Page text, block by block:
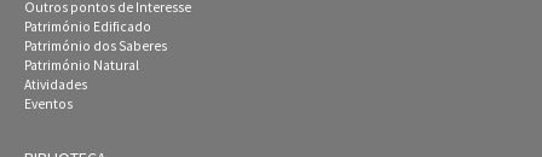
Outros pontos de Interesse
Património Edificado
Património dos Saberes
Património Natural
Atividades
Eventos